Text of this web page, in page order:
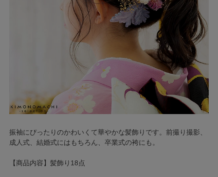
振袖にぴったりのかわいくて華やかな髪飾りです。前撮り撮影、
成人式、結婚式にはもちろん、卒業式の袴にも。
【商品内容】髪飾り18点